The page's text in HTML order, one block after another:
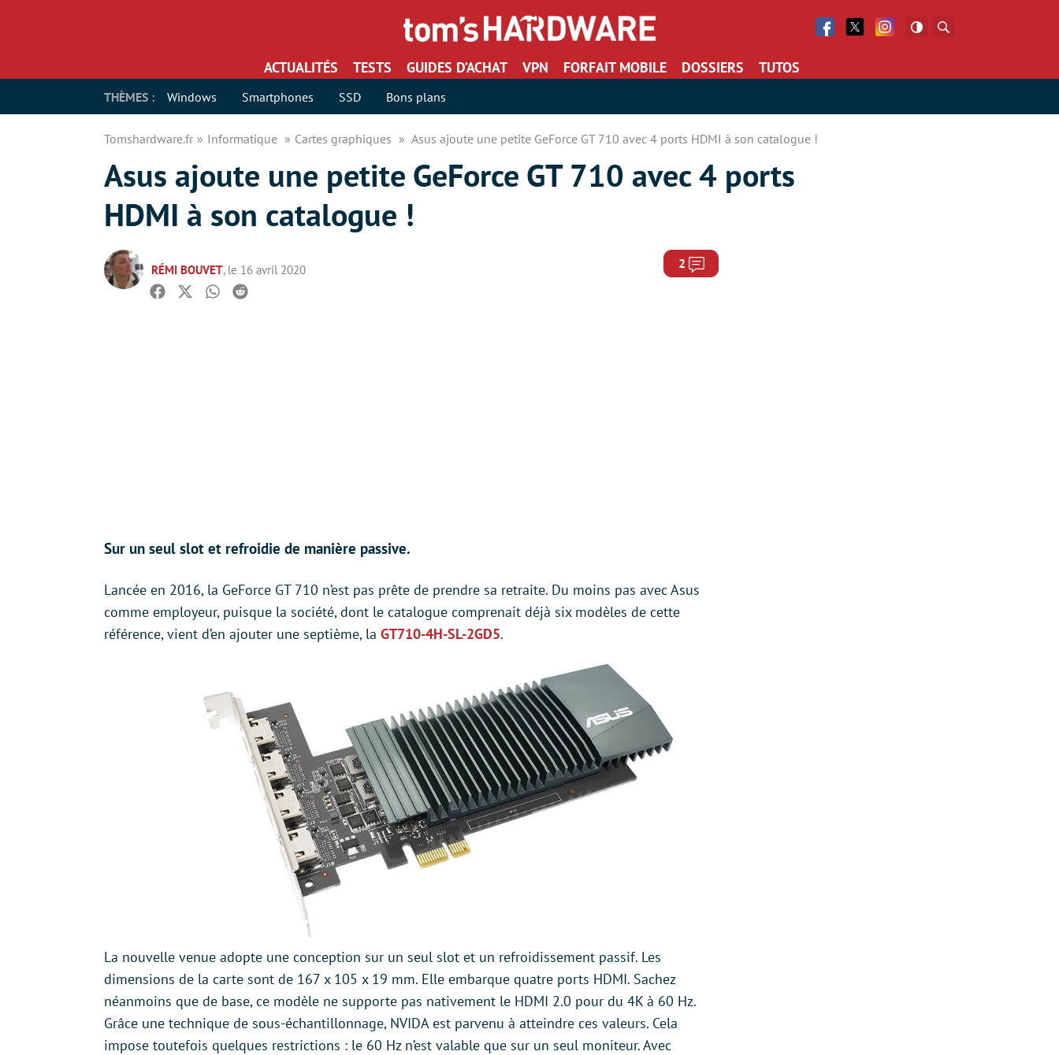
Facebook
Twitter Facebook
ACTUALITÉS TESTS GUIDES D’ACHAT VPN FORFAIT MOBILE DOSSIERS TUTOS
THÈMES : Windows Smartphones SSD Bons plans
Tomshardware.fr Informatique Cartes graphiques Asus ajoute une petite GeForce GT 710 avec 4 ports HDMI à son catalogue !
Asus ajoute une petite GeForce GT 710 avec 4 ports
HDMI à son catalogue !
RÉMI BOUVET, le 16 avril 2020 2 Commentaires
Facebook
TwitterWhatsapp
Reddit
Sur un seul slot et refroidie de manière passive.
Lancée en 2016, la GeForce GT 710 n’est pas prête de prendre sa retraite. Du moins pas avec Asus
comme employeur, puisque la société, dont le catalogue comprenait déjà six modèles de cette
référence, vient d’en ajouter une septième, la GT710-4H-SL-2GD5.
La nouvelle venue adopte une conception sur un seul slot et un refroidissement passif. Les
dimensions de la carte sont de 167 x 105 x 19 mm. Elle embarque quatre ports HDMI. Sachez
néanmoins que de base, ce modèle ne supporte pas nativement le HDMI 2.0 pour du 4K à 60 Hz.
Grâce une technique de sous-échantillonnage, NVIDA est parvenu à atteindre ces valeurs. Cela
impose toutefois quelques restrictions : le 60 Hz n’est valable que sur un seul moniteur. Avec